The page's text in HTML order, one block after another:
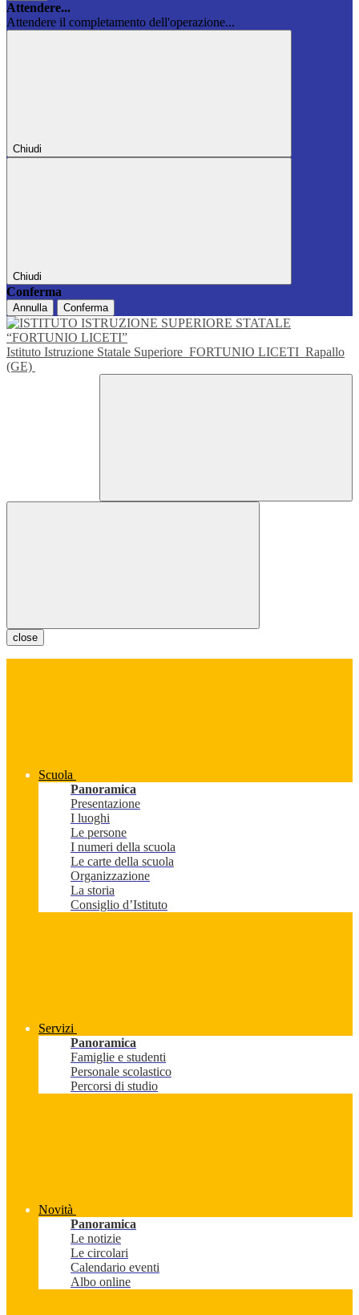
Attendere...
Attendere il completamento dell'operazione...
Chiudi
Chiudi
Conferma
Annulla Conferma
Istituto Istruzione Statale Superiore FORTUNIO LICETI Rapallo
(GE)
close
Scuola
Panoramica
Presentazione
I luoghi
Le persone
I numeri della scuola
Le carte della scuola
Organizzazione
La storia
Consiglio d’Istituto
Servizi
Panoramica
Famiglie e studenti
Personale scolastico
Percorsi di studio
Novità
Panoramica
Le notizie
Le circolari
Calendario eventi
Albo online